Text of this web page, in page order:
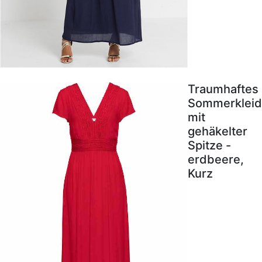
Traumhaftes
Sommerkleid
mit
gehäkelter
Spitze -
erdbeere,
Kurz